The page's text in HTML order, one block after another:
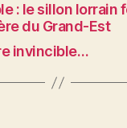
: le sillon lorrain
du Grand-Est
invincible…